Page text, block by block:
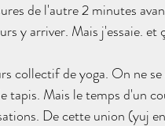
de l'autre 2 minutes
y arriver. Mais j'essaie. et
collectif de yoga. On ne
tapis. Mais le temps d'un
De cette union (yuj